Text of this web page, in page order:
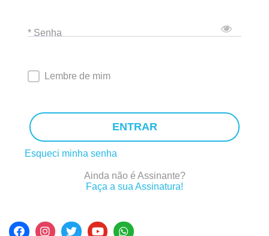
* Senha
Lembre de mim
ENTRAR
Esqueci minha senha
Ainda não é Assinante?
Faça a sua Assinatura!